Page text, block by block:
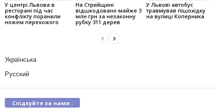
У центрі Львова в
ресторані під час
конфлікту поранили
ножем перехожого
На Стрийщині
відшкодовано майже 3
млн грн за незаконну
рубку 311 дерев
У Львові автобус
травмував пішохідку
на вулиці Коперника
Українська
Русский
Слідкуйте за нами :